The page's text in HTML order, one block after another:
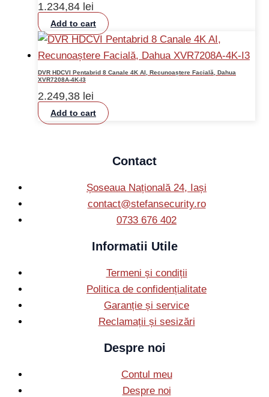
1.234,84 lei
Add to cart
DVR HDCVI Pentabrid 8 Canale 4K AI, Recunoaștere Facială, Dahua
XVR7208A-4K-I3
2.249,38 lei
Add to cart
Contact
Șoseaua Națională 24, Iași
contact@stefansecurity.ro
0733 676 402
Informatii Utile
Termeni și condiții
Politica de confidențialitate
Garanție și service
Reclamații și sesizări
Despre noi
Contul meu
Despre noi